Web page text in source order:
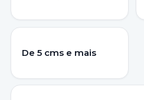
De 5 cms e mais